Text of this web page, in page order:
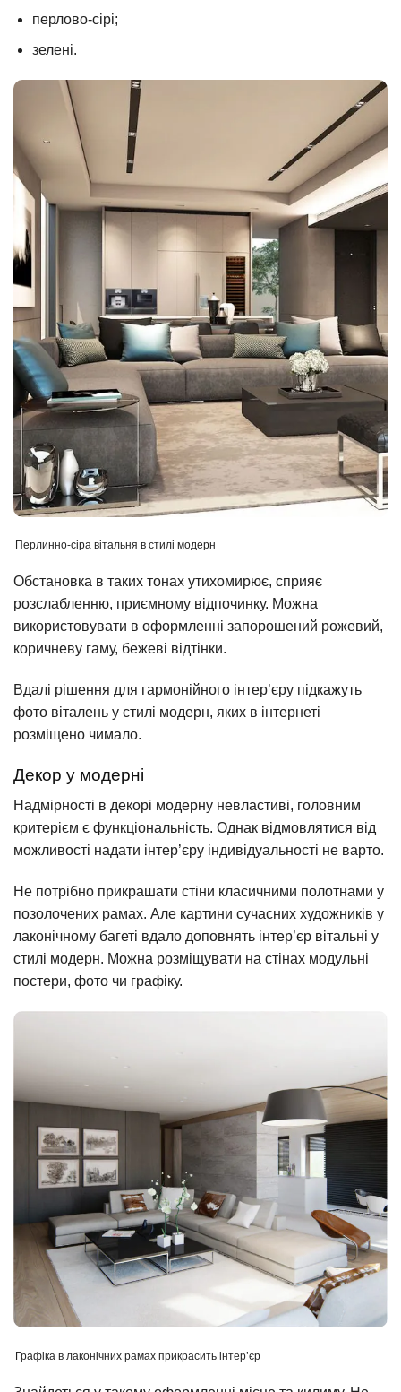
перлово-сірі;
зелені.
Перлинно-сіра вітальня в стилі модерн
Обстановка в таких тонах утихомирює, сприяє
розслабленню, приємному відпочинку. Можна
використовувати в оформленні запорошений рожевий,
коричневу гаму, бежеві відтінки.
Вдалі рішення для гармонійного інтер’єру підкажуть
фото віталень у стилі модерн, яких в інтернеті
розміщено чимало.
Декор у модерні
Надмірності в декорі модерну невластиві, головним
критерієм є функціональність. Однак відмовлятися від
можливості надати інтер’єру індивідуальності не варто.
Не потрібно прикрашати стіни класичними полотнами у
позолочених рамах. Але картини сучасних художників у
лаконічному багеті вдало доповнять інтер’єр вітальні у
стилі модерн. Можна розміщувати на стінах модульні
постери, фото чи графіку.
Графіка в лаконічних рамах прикрасить інтер’єр